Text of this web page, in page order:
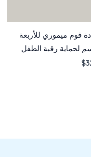
فوم ميموري للأربعة
لحماية رقبة الطفل
$